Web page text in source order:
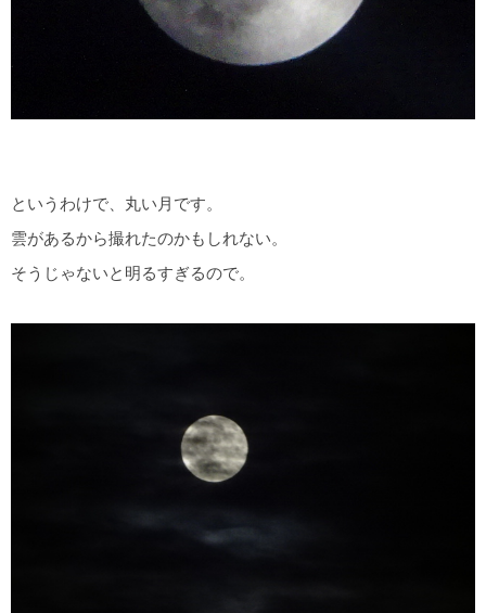
というわけで、丸い月です。
雲があるから撮れたのかもしれない。
そうじゃないと明るすぎるので。